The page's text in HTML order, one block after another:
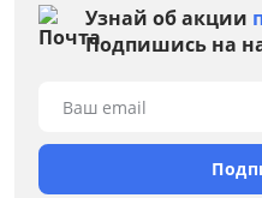
Узнай об акции
Подпишись на
Ваш email